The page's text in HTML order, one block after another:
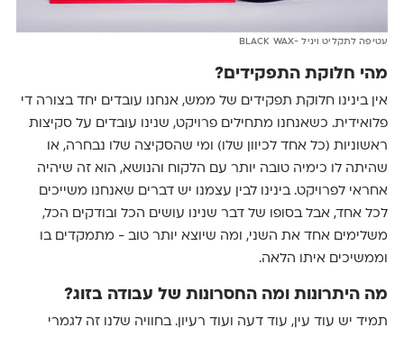
עטיפה לתקליט ויניל -BLACK WAX
מהי חלוקת התפקידים?
אין בינינו חלוקת תפקידים של ממש, אנחנו עובדים יחד בצורה די
פלואידית. כשאנחנו מתחילים פרויקט, שנינו עובדים על סקיצות
ראשוניות (כל אחד לכיוון שלו) ומי שהסקיצה שלו נבחרה, או
שהיתה לו כימיה טובה יותר עם הלקוח והנושא, הוא זה שיהיה
אחראי לפרויקט. בינינו לבין עצמנו יש דברים שאנחנו משייכים
לכל אחד, אבל בסופו של דבר שנינו עושים הכל ובודקים הכל,
משלימים אחד את השני, ומה שיוצא יותר טוב - מתמקדים בו
וממשיכים איתו הלאה.
מה היתרונות ומה החסרונות של עבודה בזוג?
תמיד יש עוד עין, עוד דעה ועוד רעיון. בחוויה שלנו זה לגמרי